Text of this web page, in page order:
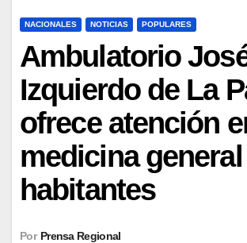
NACIONALES NOTICIAS POPULARES
Ambulatorio
Izquierdo de La
ofrece atención
medicina
habitantes
Por Prensa Regional